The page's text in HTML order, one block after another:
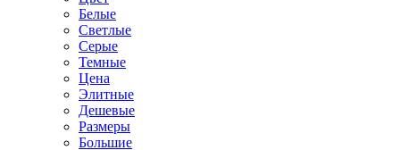
Белые
Светлые
Серые
Темные
Цена
Элитные
Дешевые
Размеры
Большие